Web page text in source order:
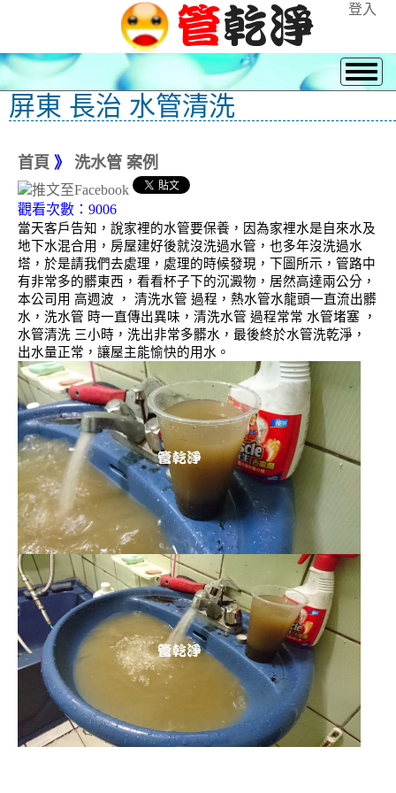
登入
屏東 長治 水管清洗
首頁 》 洗水管 案例
觀看次數：9006
當天客戶告知，說家裡的水管要保養，因為家裡水是自來水及
地下水混合用，房屋建好後就沒洗過水管，也多年沒洗過水
塔，於是請我們去處理，處理的時候發現，下圖所示，管路中
有非常多的髒東西，看看杯子下的沉澱物，居然高達兩公分，
本公司用 高週波 ， 清洗水管 過程，熱水管水龍頭一直流出髒
水，洗水管 時一直傳出異味，清洗水管 過程常常 水管堵塞 ，
水管清洗 三小時，洗出非常多髒水，最後終於水管洗乾淨，
出水量正常，讓屋主能愉快的用水。